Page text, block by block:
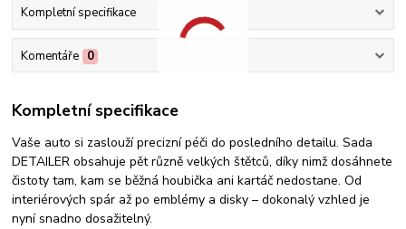
Kompletní specifikace
Komentáře 0
Kompletní specifikace
Vaše auto si zaslouží precizní péči do posledního detailu. Sada
DETAILER obsahuje pět různě velkých štětců, díky nimž dosáhnete
čistoty tam, kam se běžná houbička ani kartáč nedostane. Od
interiérových spár až po emblémy a disky – dokonalý vzhled je
nyní snadno dosažitelný.